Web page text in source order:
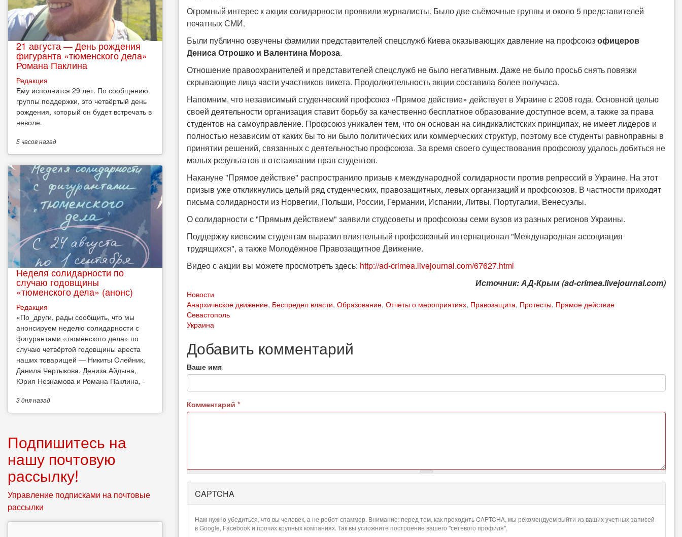
Огромный интерес к акции солидарности проявили журналисты. Было две съёмочные группы и около 5 представителей
печатных СМИ.
Были публично озвучены фамилии представителей спецслужб Киева оказывающих давление на профсоюзофицеров
Дениса Отрошко и Валентина Мороза.
Отношение правоохранителей и представителей спецслужб не было негативным. Даже не было просьб снять повязки
скрывающие лица части участников пикета. Продолжительность акции составила более получаса.
Напомним, что независимый студенческий профсоюз «Прямое действие» действует в Украине с 2008 года. Основной целью
своей деятельности организация ставит борьбу за качественно бесплатное образование доступное всем, а также за права
студентов на самоуправление. Профсоюз уникален тем, что он основан на синдикалистских принципах, не имеет лидеров и
полностью независим от каких бы то ни было политических или коммерческих структур, поэтому все студенты равноправны в
принятии решений, связанных с деятельностью профсоюза. За время своего существования профсоюзу удалось добиться не
малых результатов в отстаивании прав студентов.
Накануне "Прямое действие" распространило призыв к международной солидарности против репрессий в Украине. На этот
призыв уже откликнулись целый ряд студенческих, правозащитных, левых организаций и профсоюзов. В частности приходят
письма солидарности из Норвегии, Польши, России, Германии, Испании, Литвы, Португалии, Венесуэлы.
О солидарности с "Прямым действием" заявили студсоветы и профсоюзы семи вузов из разных регионов Украины.
Поддержку киевским студентам выразил влиятельный профсоюзный интернационал "Международная ассоциация
трудящихся", а также Молодёжное Правозащитное Движение.
Видео с акции вы можете просмотреть здесь: http://ad-crimea.livejournal.com/67627.html
Источник: АД-Крым (ad-crimea.livejournal.com)
Новости
Анархическое движение, Беспредел власти, Образование, Отчёты о мероприятиях, Правозащита, Протесты, Прямое действие
Севастополь
Украина
Добавить комментарий
Ваше имя
Комментарий *
информация
CAPTCHA
Нам нужно убедиться, что вы человек, а не робот-спаммер. Внимание: перед тем, как проходить CAPTCHA, мы рекомендуем выйти из ваших учетных записей
в Google, Facebook и прочих крупных компаниях. Так вы усложните построение вашего "сетевого профиля".
21 августа — День рождения
фигуранта «тюменского дела»
Романа Паклина
Редакция
Ему исполнится 29 лет. По сообщению
группы поддержки, это четвёртый день
рождения, который он будет встречать в
неволе.
5 часовназад
Неделя солидарности по
случаю годовщины
«тюменского дела» (анонс)
Редакция
​«По_други, рады сообщить, что мы
анонсируем неделю солидарности с
фигурантами «тюменского дела» по
случаю четвёртой годовщины ареста
наших товарищей — Никиты Олейник,
Данила Чертыкова, Дениза Айдына,
Юрия Незнамова и Романа Паклина, -
3 дняназад
Подпишитесь на
нашу почтовую
рассылку!
Управление подписками на почтовые
рассылки